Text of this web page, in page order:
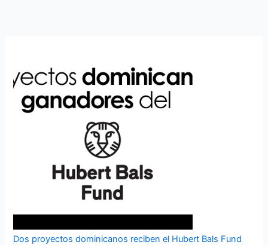
Dos proyectos dominicanos reciben el Hubert Bals Fund